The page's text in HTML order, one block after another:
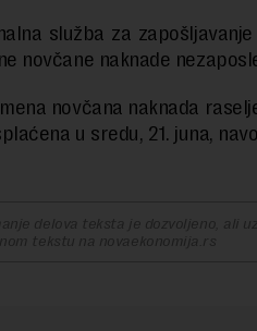
služba za
novčane naknade
novčana naknada
u sredu, 21. juna,
delova teksta je dozvoljeno, ali
tekstu na novaekonomija.rs